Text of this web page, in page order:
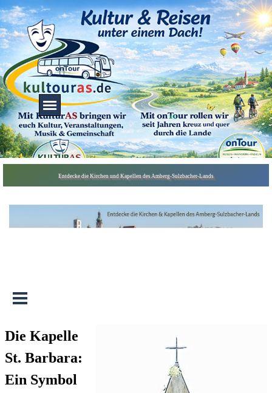
Direkt zum Seiteninhalt
Menü überspringen
Menü überspringen
Entdecke die Kirchen und Kapellen des Amberg-Sulzbacher-Lands
Die Kapelle
St. Barbara:
Ein Symbol